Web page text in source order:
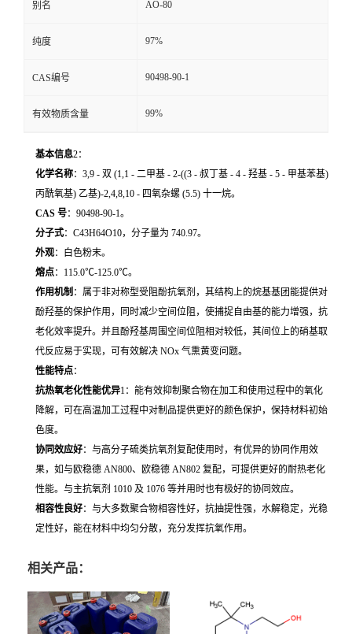
别名 AO-80
纯度 97%
CAS编号 90498-90-1
有效物质含量 99%
基本信息2：
化学名称：3,9 - 双 (1,1 - 二甲基 - 2-((3 - 叔丁基 - 4 - 羟基 - 5 - 甲基苯基)
丙酰氧基) 乙基)-2,4,8,10 - 四氧杂螺 (5.5) 十一烷。
CAS 号：90498-90-1。
分子式：C43H64O10，分子量为 740.97。
外观：白色粉末。
熔点：115.0℃-125.0℃。
作用机制 ：属于非对称型受阻酚抗氧剂，其结构上的烷基基团能提供对
酚羟基的保护作用，同时减少空间位阻，使捕捉自由基的能力增强，抗
老化效率提升。并且酚羟基周围空间位阻相对较低，其间位上的硝基取
代反应易于实现，可有效解决 NOx 气熏黄变问题。
性能特点：
抗热氧老化性能优异1：能有效抑制聚合物在加工和使用过程中的氧化
降解，可在高温加工过程中对制品提供更好的颜色保护，保持材料初始
色度。
协同效应好：与高分子硫类抗氧剂复配使用时，有优异的协同作用效
果，如与欧稳德 AN800、欧稳德 AN802 复配，可提供更好的耐热老化
性能。与主抗氧剂 1010 及 1076 等并用时也有极好的协同效应。
相容性良好：与大多数聚合物相容性好，抗抽提性强，水解稳定，光稳
定性好，能在材料中均匀分散，充分发挥抗氧作用。
相关产品：